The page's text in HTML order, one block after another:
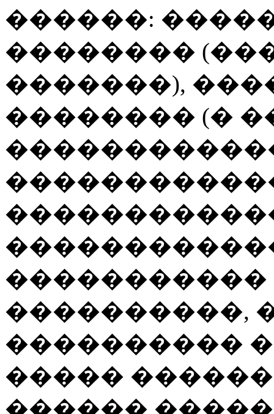
������:
��������
�������),
�������� (�
�����������
����������,
����������
�����
������